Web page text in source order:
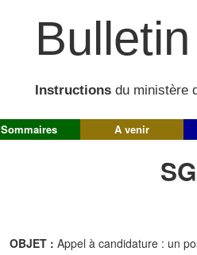
Instructions du ministère
Sommaires A venir
OBJET : Appel à candidature : un